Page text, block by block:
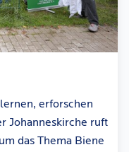
erforschen
Johanneskirche ruft
das Thema Biene